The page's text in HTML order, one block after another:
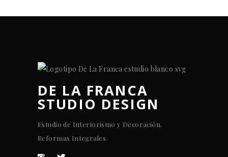
DE LA FRANCA
STUDIO DESIGN
Estudio de Interiorismo y Decoración.
Reformas Integrales.